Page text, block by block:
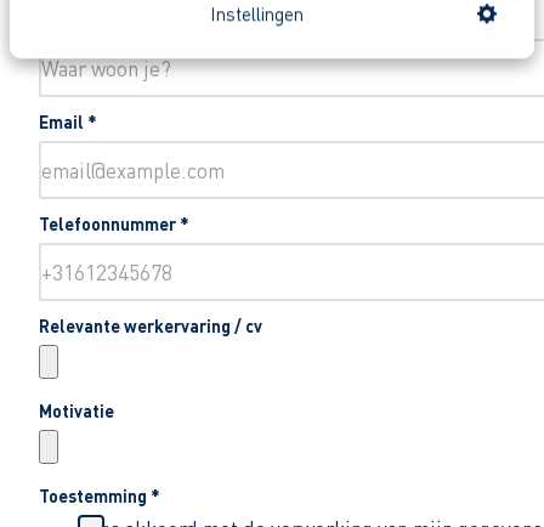
Instellingen
Email *
Telefoonnummer *
Relevante werkervaring / cv
Motivatie
Toestemming *